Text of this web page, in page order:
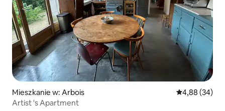
Mieszkanie w: Arbois Średnia
4,88 (34)
Artist 's Apartment